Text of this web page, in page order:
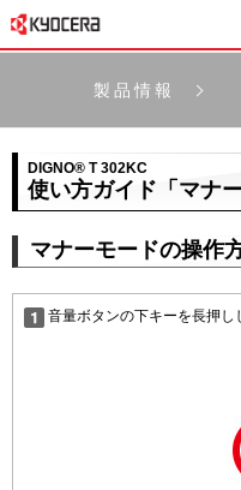
製品情報
DIGNO® T 302KC
使い方ガイド「マナ
マナーモードの操作
音量ボタンの下キーを長押し